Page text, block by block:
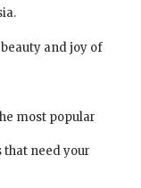
and joy of
most popular
that need your